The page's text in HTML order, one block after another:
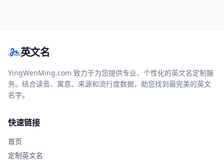
英文名
YingWenMing.com 致力于为您提供专业、个性化的英文名定制服
务。结合读音、寓意、来源和流行度数据，助您找到最完美的英文
名字。
快速链接
首页
定制英文名